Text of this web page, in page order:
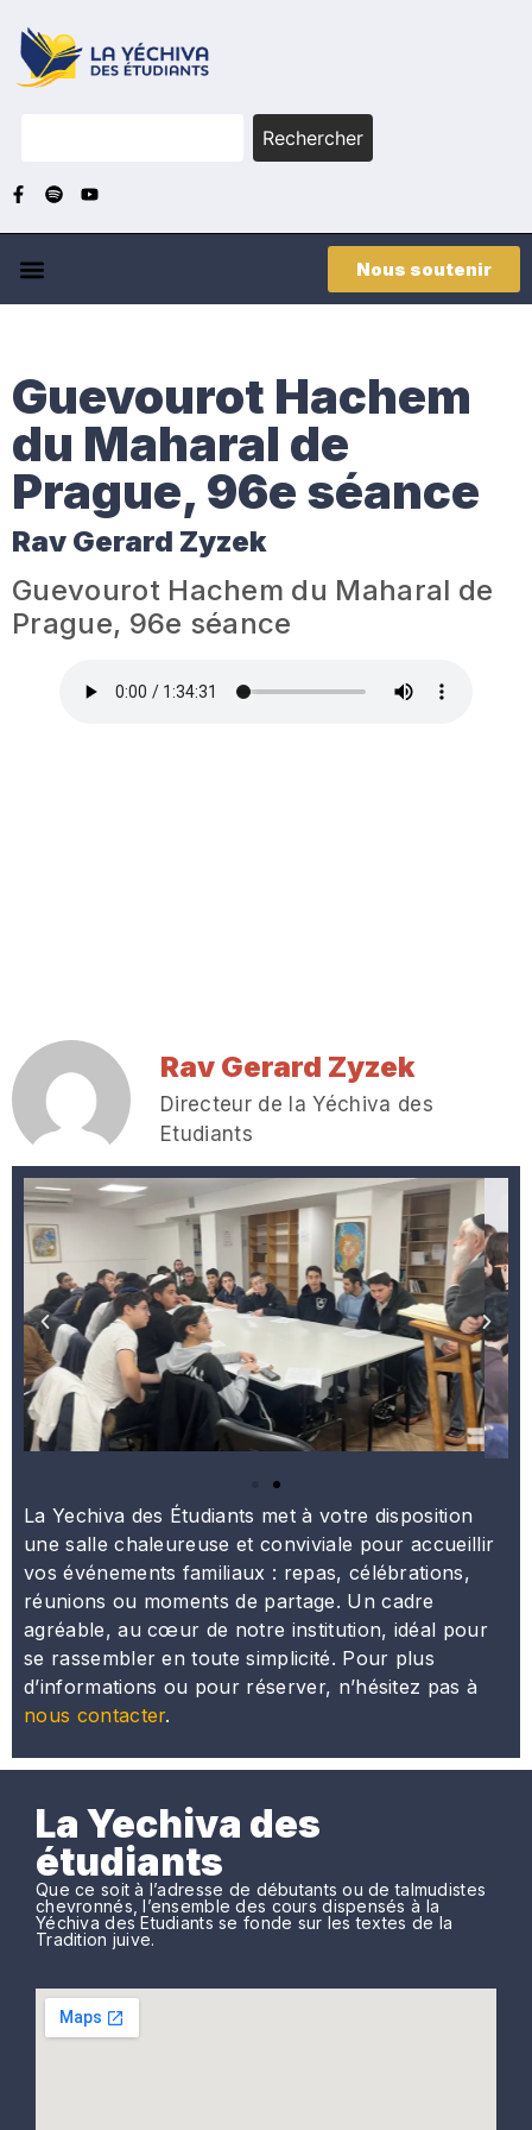
Rechercher
Nous soutenir
Guevourot Hachem
du Maharal de
Prague, 96e séance
Rav Gerard Zyzek
Guevourot Hachem du Maharal de
Prague, 96e séance
Rav Gerard Zyzek
Directeur de la Yéchiva des
Etudiants
La Yechiva des Étudiants met à votre disposition
une salle chaleureuse et conviviale pour accueillir
vos événements familiaux : repas, célébrations,
réunions ou moments de partage. Un cadre
agréable, au cœur de notre institution, idéal pour
se rassembler en toute simplicité. Pour plus
d’informations ou pour réserver, n’hésitez pas à
nous contacter.
La Yechiva des
étudiants
Que ce soit à l’adresse de débutants ou de talmudistes
chevronnés, l’ensemble des cours dispensés à la
Yéchiva des Etudiants se fonde sur les textes de la
Tradition juive.